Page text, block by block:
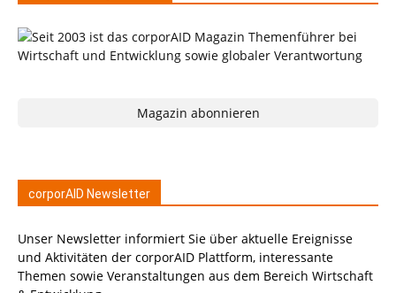
Magazin abonnieren
corporAID Newsletter
Unser Newsletter informiert Sie über aktuelle Ereignisse
und Aktivitäten der corporAID Plattform, interessante
Themen sowie Veranstaltungen aus dem Bereich Wirtschaft